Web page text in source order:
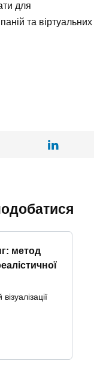
для
та віртуальних
метод